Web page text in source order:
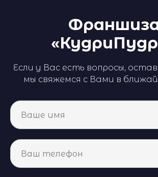
Если у Вас есть вопросы,
мы свяжемся с Вами в